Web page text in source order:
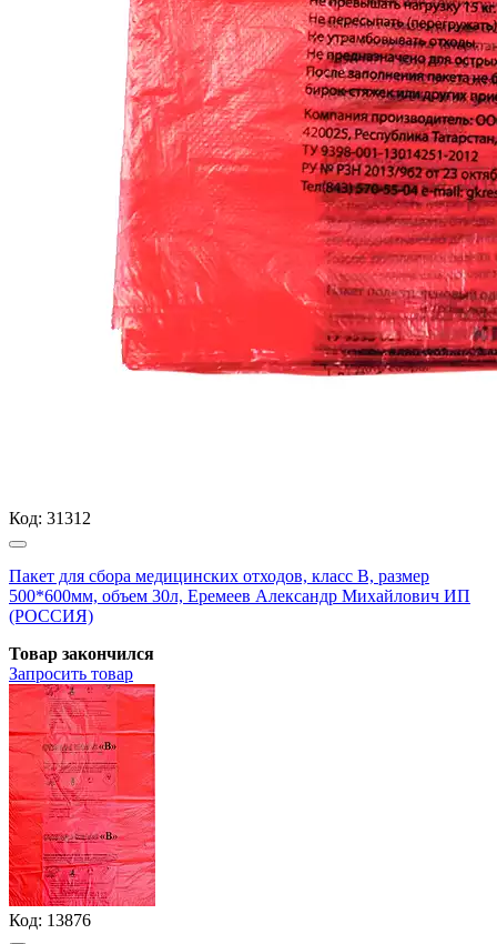
Код: 31312
Пакет для сбора медицинских отходов, класс В, размер
500*600мм, объем 30л, Еремеев Александр Михайлович ИП
(РОССИЯ)
Товар закончился
Запросить товар
Код: 13876